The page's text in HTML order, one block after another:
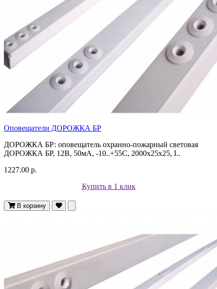
Оповещатели ДОРОЖКА БР
ДОРОЖКА БР: оповещатель охранно-пожарный световая
ДОРОЖКА БР, 12В, 50мА, -10..+55С, 2000х25х25, I..
1227.00 р.
Купить в 1 клик
В корзину